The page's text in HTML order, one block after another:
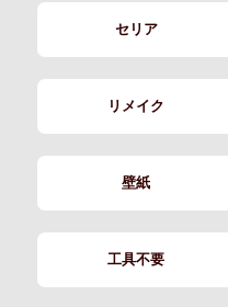
セリア
リメイク
壁紙
工具不要